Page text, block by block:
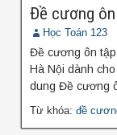
Đề cương ôn
Học Toán 123
Đề cương ôn
Hà Nội dành
dung Đề cương
Từ khóa: đề